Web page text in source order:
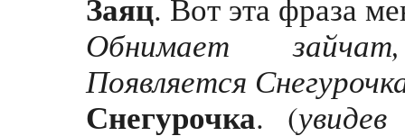
. Вот эта фраза
Обнимает
Появляется
Снегурочка. (